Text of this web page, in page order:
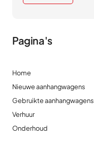
Pagina's
Home
Nieuwe aanhangwagens
Gebruikte aanhangwagens
Verhuur
Onderhoud